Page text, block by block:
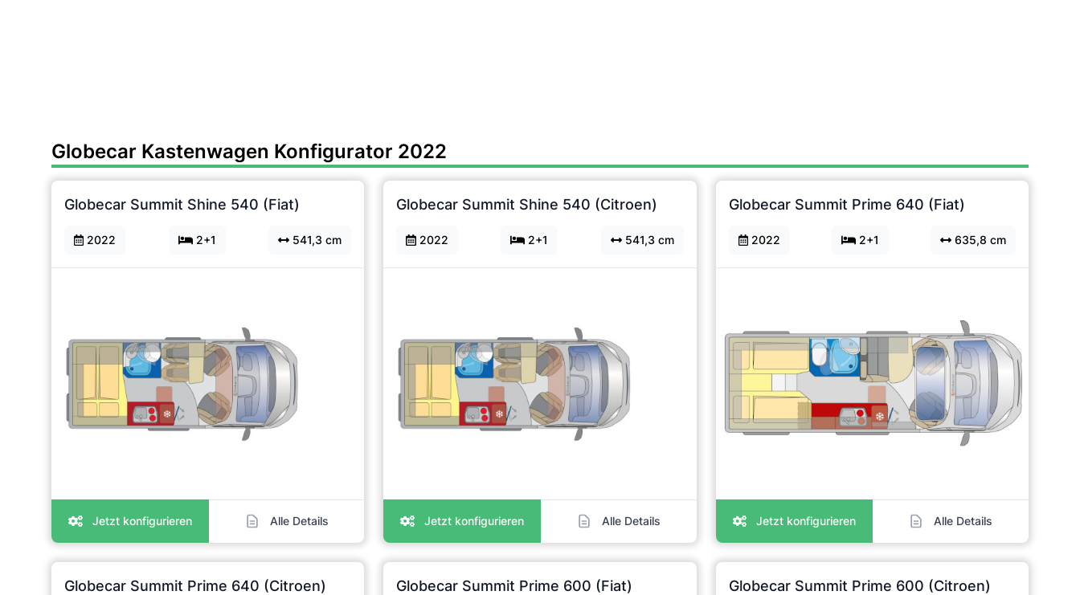
Globecar Kastenwagen Konfigurator 2022
Globecar Summit Shine 540 (Fiat)
2022 2+1 541,3 cm
Jetzt konfigurieren Alle Details
Globecar Summit Shine 540 (Citroen)
2022 2+1 541,3 cm
Jetzt konfigurieren Alle Details
Globecar Summit Prime 640 (Fiat)
2022 2+1 635,8 cm
Jetzt konfigurieren Alle Details
Globecar Summit Prime 640 (Citroen) Globecar Summit Prime 600 (Fiat) Globecar Summit Prime 600 (Citroen)